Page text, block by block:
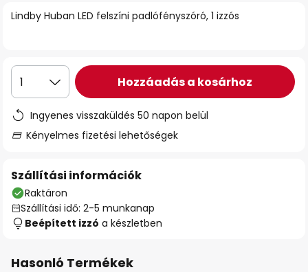
Lindby Huban LED felszíni padlófényszóró, 1 izzós
1 Hozzáadás a kosárhoz
Ingyenes visszaküldés 50 napon belül
Kényelmes fizetési lehetőségek
Szállítási információk
Raktáron
Szállítási idő: 2-5 munkanap
Beépített izzó a készletben
Hasonló Termékek